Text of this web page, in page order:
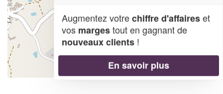
Augmentez votrechiffre d'affaireset
vos margestout en gagnant de
nouveaux clients !
En savoir plus